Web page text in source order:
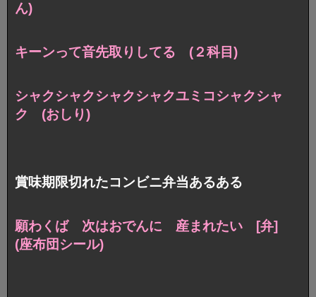
ん)
キーンって音先取りしてる (２科目)
シャクシャクシャクシャクユミコシャクシャ
ク (おしり)
賞味期限切れたコンビニ弁当あるある
願わくば 次はおでんに 産まれたい [弁]
(座布団シール)